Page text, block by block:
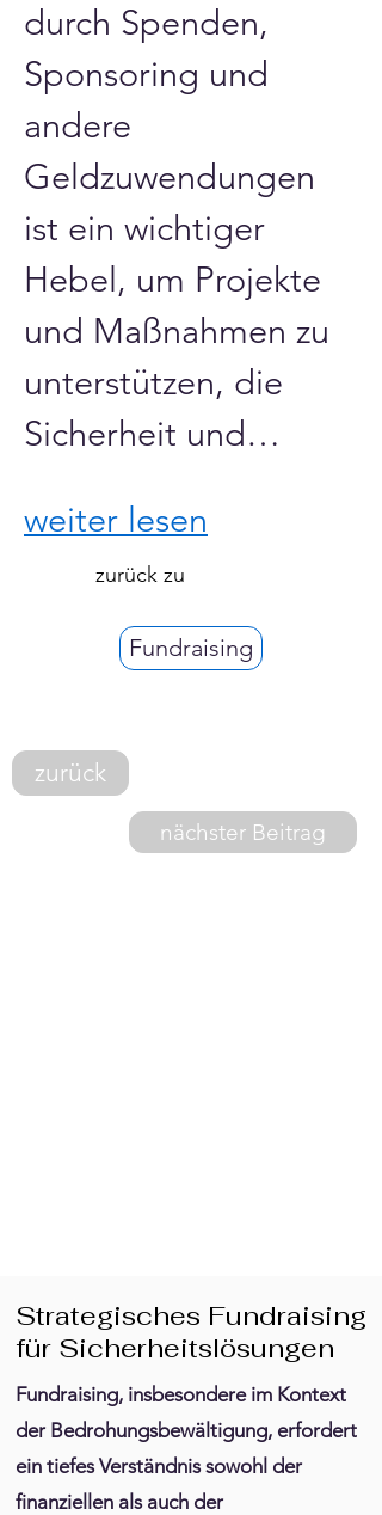
durch Spenden,
Sponsoring und
andere
Geldzuwendungen
ist ein wichtiger
Hebel, um Projekte
und Maßnahmen zu
unterstützen, die
Sicherheit und…
weiter lesen
zurück zu
Fundraising
zurück
nächster Beitrag
Strategisches Fundraising
für Sicherheitslösungen
Fundraising, insbesondere im Kontext
der Bedrohungsbewältigung, erfordert
ein tiefes Verständnis sowohl der
finanziellen als auch der